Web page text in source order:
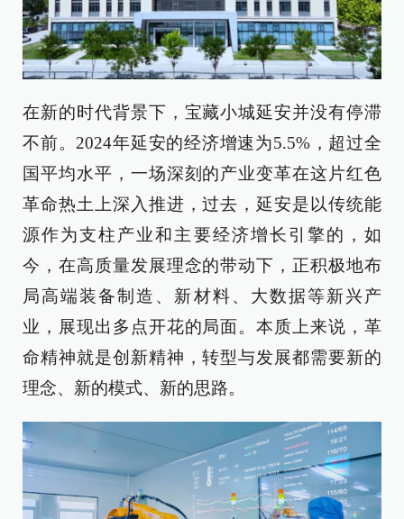
在新的时代背景下，宝藏小城延安并没有停滞
不前。2024年延安的经济增速为5.5%，超过全
国平均水平，一场深刻的产业变革在这片红色
革命热土上深入推进，过去，延安是以传统能
源作为支柱产业和主要经济增长引擎的，如
今，在高质量发展理念的带动下，正积极地布
局高端装备制造、新材料、大数据等新兴产
业，展现出多点开花的局面。本质上来说，革
命精神就是创新精神，转型与发展都需要新的
理念、新的模式、新的思路。